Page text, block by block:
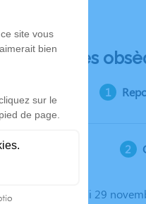
Déroulé des
Le vendredi 29